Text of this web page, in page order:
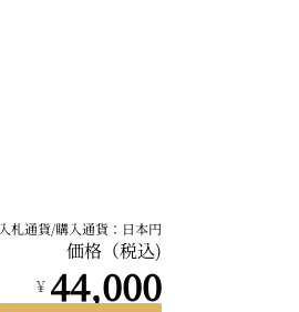
入札通貨/購入通貨：日本円
価格（税込)
¥ 44,000